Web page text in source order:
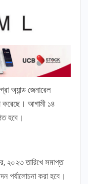
অ্যান্ড জেনারেল
করেছে। আগামী ১৪
হবে।
২০২৩ তারিখে সমাপ্ত
পর্যালোচনা করা হবে।